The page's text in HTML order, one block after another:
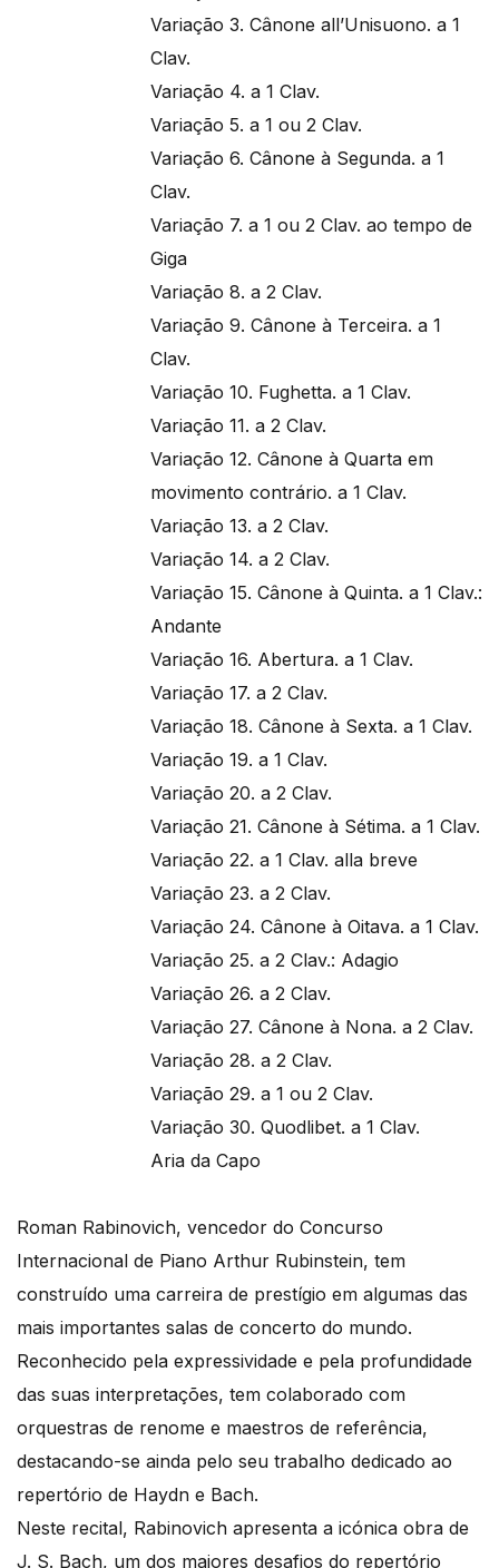
Variação 3. Cânone all’Unisuono. a 1
Clav.
Variação 4. a 1 Clav.
Variação 5. a 1 ou 2 Clav.
Variação 6. Cânone à Segunda. a 1
Clav.
Variação 7. a 1 ou 2 Clav. ao tempo de
Giga
Variação 8. a 2 Clav.
Variação 9. Cânone à Terceira. a 1
Clav.
Variação 10. Fughetta. a 1 Clav.
Variação 11. a 2 Clav.
Variação 12. Cânone à Quarta em
movimento contrário. a 1 Clav.
Variação 13. a 2 Clav.
Variação 14. a 2 Clav.
Variação 15. Cânone à Quinta. a 1 Clav.:
Andante
Variação 16. Abertura. a 1 Clav.
Variação 17. a 2 Clav.
Variação 18. Cânone à Sexta. a 1 Clav.
Variação 19. a 1 Clav.
Variação 20. a 2 Clav.
Variação 21. Cânone à Sétima. a 1 Clav.
Variação 22. a 1 Clav. alla breve
Variação 23. a 2 Clav.
Variação 24. Cânone à Oitava. a 1 Clav.
Variação 25. a 2 Clav.: Adagio
Variação 26. a 2 Clav.
Variação 27. Cânone à Nona. a 2 Clav.
Variação 28. a 2 Clav.
Variação 29. a 1 ou 2 Clav.
Variação 30. Quodlibet. a 1 Clav.
Aria da Capo
Roman Rabinovich, vencedor do Concurso
Internacional de Piano Arthur Rubinstein, tem
construído uma carreira de prestígio em algumas das
mais importantes salas de concerto do mundo.
Reconhecido pela expressividade e pela profundidade
das suas interpretações, tem colaborado com
orquestras de renome e maestros de referência,
destacando-se ainda pelo seu trabalho dedicado ao
repertório de Haydn e Bach.
Neste recital, Rabinovich apresenta a icónica obra de
J. S. Bach, um dos maiores desafios do repertório